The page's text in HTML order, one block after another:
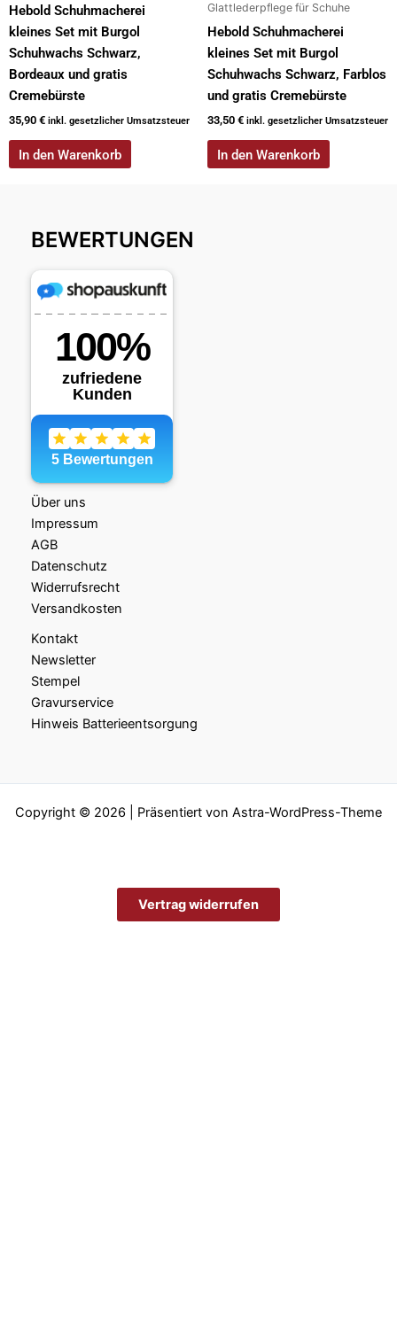
Hebold Schuhmacherei
kleines Set mit Burgol
Schuhwachs Schwarz,
Bordeaux und gratis
Cremebürste
35,90 € inkl. gesetzlicher Umsatzsteuer
In den Warenkorb
Glattlederpflege für Schuhe
Hebold Schuhmacherei
kleines Set mit Burgol
Schuhwachs Schwarz, Farblos
und gratis Cremebürste
33,50 € inkl. gesetzlicher Umsatzsteuer
In den Warenkorb
BEWERTUNGEN
Über uns
Impressum
AGB
Datenschutz
Widerrufsrecht
Versandkosten
Kontakt
Newsletter
Stempel
Gravurservice
Hinweis Batterieentsorgung
Copyright © 2026 | Präsentiert von Astra-WordPress-Theme
Vertrag widerrufen